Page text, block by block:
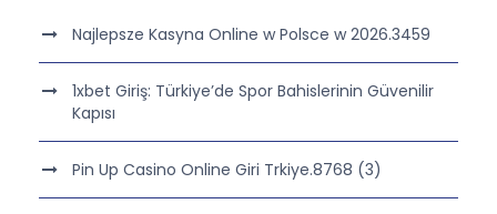
Najlepsze Kasyna Online w Polsce w 2026.3459
1xbet Giriş: Türkiye’de Spor Bahislerinin Güvenilir
Kapısı
Pin Up Casino Online Giri Trkiye.8768 (3)